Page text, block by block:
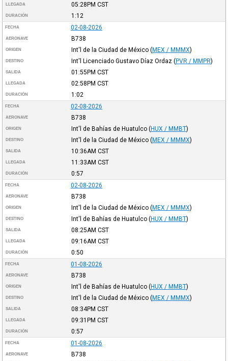
LLEGADA 05:28PM CST
DURACIÓN 1:12
FECHA 02-08-2026
AERONAVE B738
ORIGEN Int'l de la Ciudad de México (MEX / MMMX)
DESTINO Int'l Licenciado Gustavo Díaz Ordaz (PVR / MMPR)
SALIDA 01:55PM CST
LLEGADA 02:58PM CST
DURACIÓN 1:02
FECHA 02-08-2026
AERONAVE B738
ORIGEN Int'l de Bahías de Huatulco (HUX / MMBT)
DESTINO Int'l de la Ciudad de México (MEX / MMMX)
SALIDA 10:36AM CST
LLEGADA 11:33AM CST
DURACIÓN 0:57
FECHA 02-08-2026
AERONAVE B738
ORIGEN Int'l de la Ciudad de México (MEX / MMMX)
DESTINO Int'l de Bahías de Huatulco (HUX / MMBT)
SALIDA 08:25AM CST
LLEGADA 09:16AM CST
DURACIÓN 0:50
FECHA 01-08-2026
AERONAVE B738
ORIGEN Int'l de Bahías de Huatulco (HUX / MMBT)
DESTINO Int'l de la Ciudad de México (MEX / MMMX)
SALIDA 08:34PM CST
LLEGADA 09:31PM CST
DURACIÓN 0:57
FECHA 01-08-2026
AERONAVE B738